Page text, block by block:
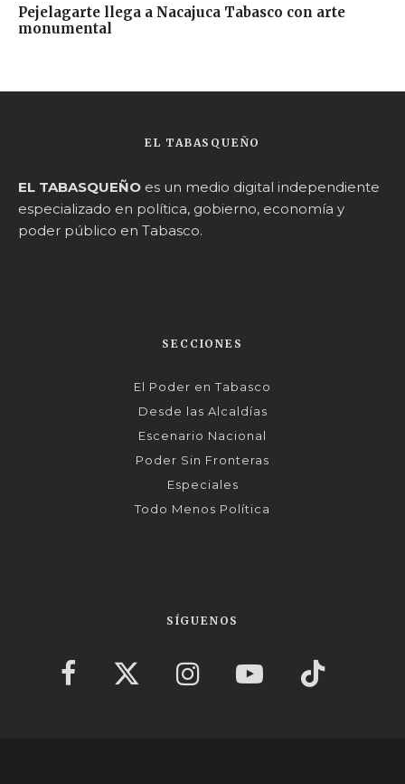
Pejelagarte llega a Nacajuca Tabasco con arte
monumental
EL TABASQUEÑO
EL TABASQUEÑO es un medio digital independiente
especializado en política, gobierno, economía y
poder público en Tabasco.
SECCIONES
El Poder en Tabasco
Desde las Alcaldías
Escenario Nacional
Poder Sin Fronteras
Especiales
Todo Menos Política
SÍGUENOS